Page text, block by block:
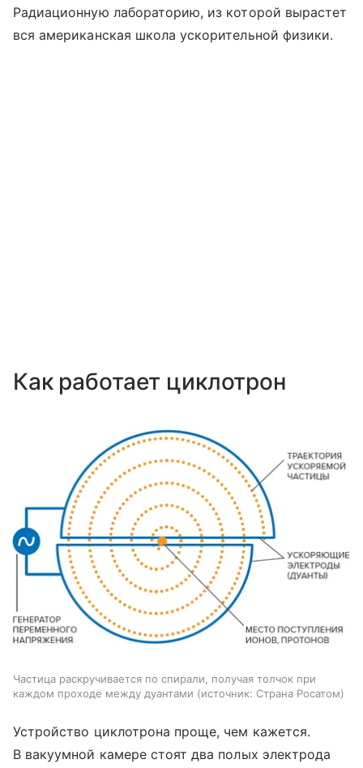
Радиационную лабораторию, из которой вырастет
вся американская школа ускорительной физики.
Как работает циклотрон
Частица раскручивается по спирали, получая толчок при
каждом проходе между дуантами
источник: Страна Росатом
Устройство циклотрона проще, чем кажется.
В вакуумной камере стоят два полых электрода